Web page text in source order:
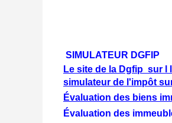
SIMULATEUR DGFIP
Le site de la Dgfip sur l
simulateur de l'impôt
Évaluation des biens
Évaluation des